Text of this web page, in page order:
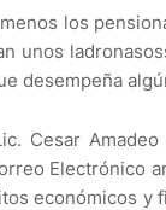
los
unos
desempeña
Cesar
Electrónico
económicos